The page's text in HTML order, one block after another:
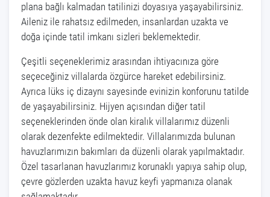
plana bağlı kalmadan tatilinizi doyasıya yaşayabilirsiniz.
Aileniz ile rahatsız edilmeden, insanlardan uzakta ve
doğa içinde tatil imkanı sizleri beklemektedir.
Çeşitli seçeneklerimiz arasından ihtiyacınıza göre
seçeceğiniz villalarda özgürce hareket edebilirsiniz.
Ayrıca lüks iç dizaynı sayesinde evinizin konforunu tatilde
de yaşayabilirsiniz. Hijyen açısından diğer tatil
seçeneklerinden önde olan kiralık villalarımız düzenli
olarak dezenfekte edilmektedir. Villalarımızda bulunan
havuzlarımızın bakımları da düzenli olarak yapılmaktadır.
Özel tasarlanan havuzlarımız korunaklı yapıya sahip olup,
çevre gözlerden uzakta havuz keyfi yapmanıza olanak